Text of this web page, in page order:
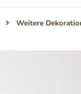
Weitere